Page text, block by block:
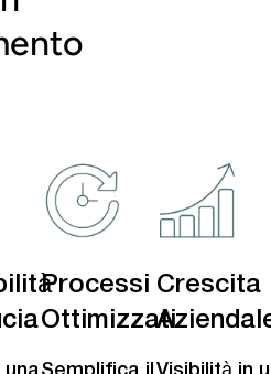
una
Processi
Ottimizzati
Semplifica il
Crescita
Visibilità in